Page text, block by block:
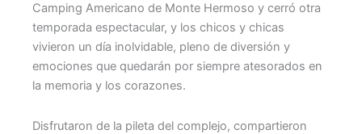
Camping Americano de Monte Hermoso y cerró otra
temporada espectacular, y los chicos y chicas
vivieron un día inolvidable, pleno de diversión y
emociones que quedarán por siempre atesorados en
la memoria y los corazones.
Disfrutaron de la pileta del complejo, compartieron